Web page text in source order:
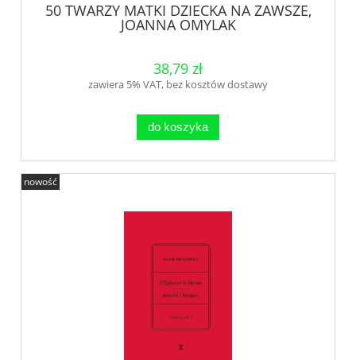
50 TWARZY MATKI DZIECKA NA ZAWSZE,
JOANNA OMYLAK
38,79 zł
zawiera 5% VAT, bez kosztów dostawy
do koszyka
nowość